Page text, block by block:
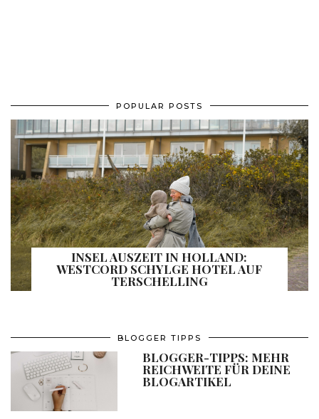
POPULAR POSTS
INSEL AUSZEIT IN HOLLAND:
WESTCORD SCHYLGE HOTEL AUF
TERSCHELLING
BLOGGER TIPPS
BLOGGER-TIPPS: MEHR
REICHWEITE FÜR DEINE
BLOGARTIKEL